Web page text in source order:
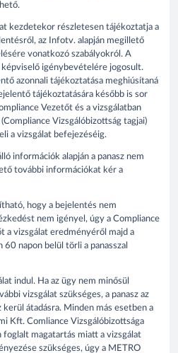
kezdetekor részletesen tájékoztatja a
az Infotv. alapján megillető
vonatkozó szabályokról. A
igénybevételére jogosult.
azonnali tájékoztatása meghiúsítaná
tájékoztatására később is sor
Vezetőt és a vizsgálatban
Vizsgálóbizottság tagjai)
a vizsgálat befejezéséig.
információk alapján a panasz nem
további információkat kér a
hogy a bejelentés nem
nem igényel, úgy a Compliance
a vizsgálat eredményéről majd a
napon belül törli a panasszal
indul. Ha az ügy nem minősül
vizsgálat szükséges, a panasz az
átadásra. Minden más esetben a
Kft. Comliance Vizsgálóbizottsága
foglalt magatartás miatt a vizsgálat
szükséges, úgy a METRO